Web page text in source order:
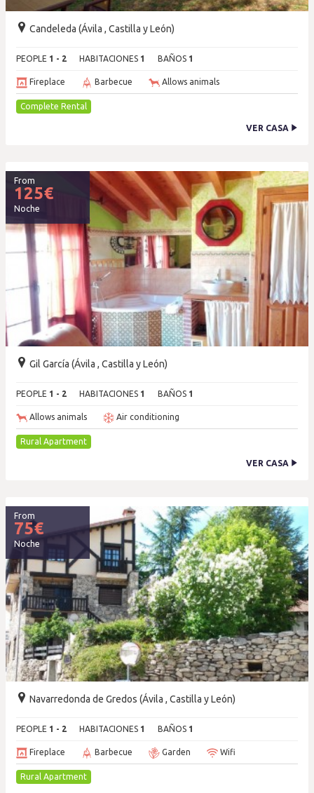
Candeleda (Ávila , Castilla y León)
PEOPLE 1 - 2 HABITACIONES 1 BAÑOS 1
Fireplace Barbecue Allows animals
Complete Rental
VER CASA
From
125€
Noche
Gil García (Ávila , Castilla y León)
PEOPLE 1 - 2 HABITACIONES 1 BAÑOS 1
Allows animals Air conditioning
Rural Apartment
VER CASA
From
75€
Noche
Navarredonda de Gredos (Ávila , Castilla y León)
PEOPLE 1 - 2 HABITACIONES 1 BAÑOS 1
Fireplace Barbecue Garden Wifi
Rural Apartment